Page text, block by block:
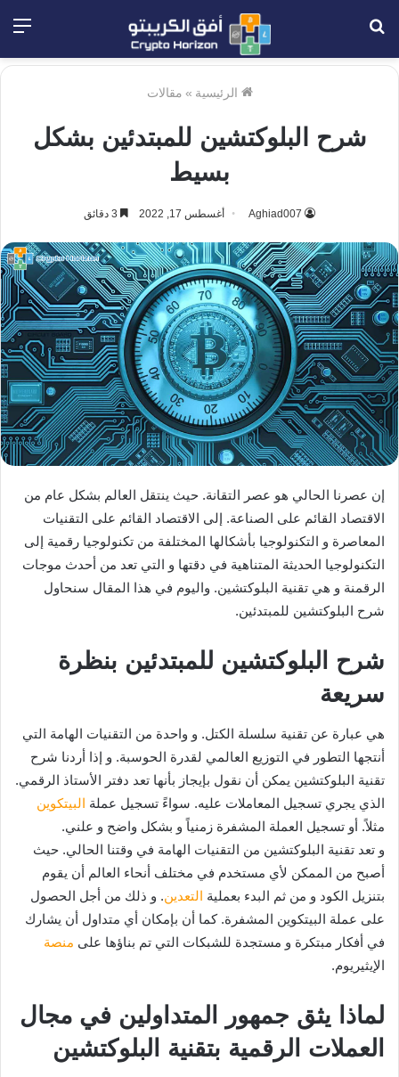
الرئيسية » مقالات
شرح البلوكتشين للمبتدئين بشكل
بسيط
Aghiad007 أغسطس 17, 2022
إن عصرنا الحالي هو عصر التقانة. حيث ينتقل العالم بشكل عام من
الاقتصاد القائم على الصناعة. إلى الاقتصاد القائم على التقنيات
المعاصرة و التكنولوجيا بأشكالها المختلفة من تكنولوجيا رقمية إلى
التكنولوجيا الحديثة المتناهية في دقتها و التي تعد من أحدث موجات
الرقمنة و هي تقنية البلوكتشين. واليوم في هذا المقال سنحاول
شرح البلوكتشين للمبتدئين.
شرح البلوكتشين للمبتدئين بنظرة
سريعة
هي عبارة عن تقنية سلسلة الكتل. و واحدة من التقنيات الهامة التي
أنتجها التطور في التوزيع العالمي لقدرة الحوسبة. و إذا أردنا شرح
تقنية البلوكتشين يمكن أن نقول بإيجاز بأنها تعد دفتر الأستاذ الرقمي.
الذي يجري تسجيل المعاملات عليه. سواءً تسجيل عملة البيتكوين
مثلاً. أو تسجيل العملة المشفرة زمنياً و بشكل واضح و علني.
و تعد تقنية البلوكتشين من التقنيات الهامة في وقتنا الحالي. حيث
أصبح من الممكن لأي مستخدم في مختلف أنحاء العالم أن يقوم
بتنزيل الكود و من ثم البدء بعملية التعدين. و ذلك من أجل الحصول
على عملة البيتكوين المشفرة. كما أن بإمكان أي متداول أن يشارك
في أفكار مبتكرة و مستجدة للشبكات التي تم بناؤها على منصة
الإيثيريوم.
لماذا يثق جمهور المتداولين في مجال
العملات الرقمية بتقنية البلوكتشين